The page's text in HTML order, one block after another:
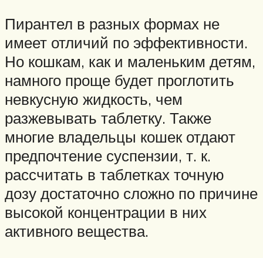
Пирантел в разных формах не
имеет отличий по эффективности.
Но кошкам, как и маленьким детям,
намного проще будет проглотить
невкусную жидкость, чем
разжевывать таблетку. Также
многие владельцы кошек отдают
предпочтение суспензии, т. к.
рассчитать в таблетках точную
дозу достаточно сложно по причине
высокой концентрации в них
активного вещества.